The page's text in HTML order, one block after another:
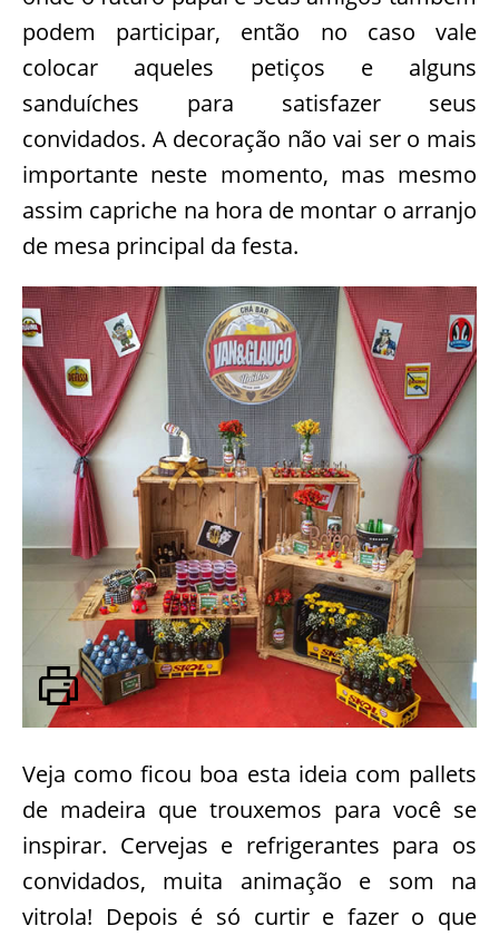
podem participar, então no caso vale
colocar aqueles petiços e alguns
sanduíches para satisfazer seus
convidados. A decoração não vai ser o mais
importante neste momento, mas mesmo
assim capriche na hora de montar o arranjo
de mesa principal da festa.
Veja como ficou boa esta ideia com pallets
de madeira que trouxemos para você se
inspirar. Cervejas e refrigerantes para os
convidados, muita animação e som na
vitrola! Depois é só curtir e fazer o que